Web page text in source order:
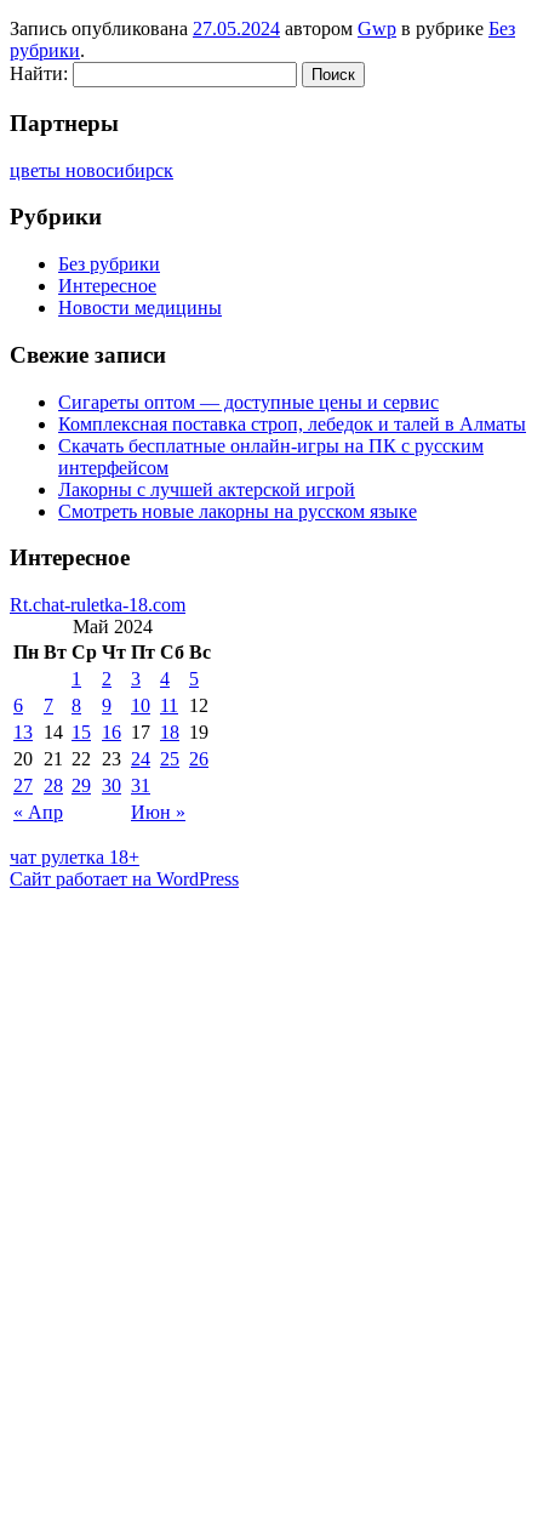
Запись опубликована 27.05.2024 автором Gwp в рубрике Без
рубрики.
Найти:
Партнеры
цветы новосибирск
Рубрики
Без рубрики
Интересное
Новости медицины
Свежие записи
Сигареты оптом — доступные цены и сервис
Комплексная поставка строп, лебедок и талей в Алматы
Скачать бесплатные онлайн-игры на ПК с русским
интерфейсом
Лакорны с лучшей актерской игрой
Смотреть новые лакорны на русском языке
Интересное
Rt.chat-ruletka-18.com
Май 2024
Пн Вт Ср Чт Пт Сб Вс
« Апр Июн »
1 2 3 4
5
6
7 8 9 10 11
12
13 14 15 16 17 18 19
20 21 22 23 24 25 26
27 28 29 30 31
чат рулетка 18+
Сайт работает на WordPress